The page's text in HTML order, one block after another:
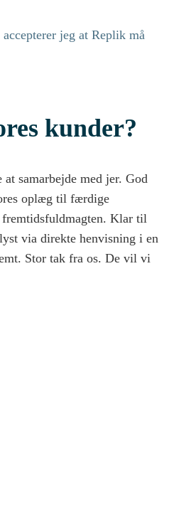
jeg at Replik må
kunder?
samarbejde med jer. God
oplæg til færdige
Klar til
via direkte henvisning i en
Stor tak fra os. De vil vi